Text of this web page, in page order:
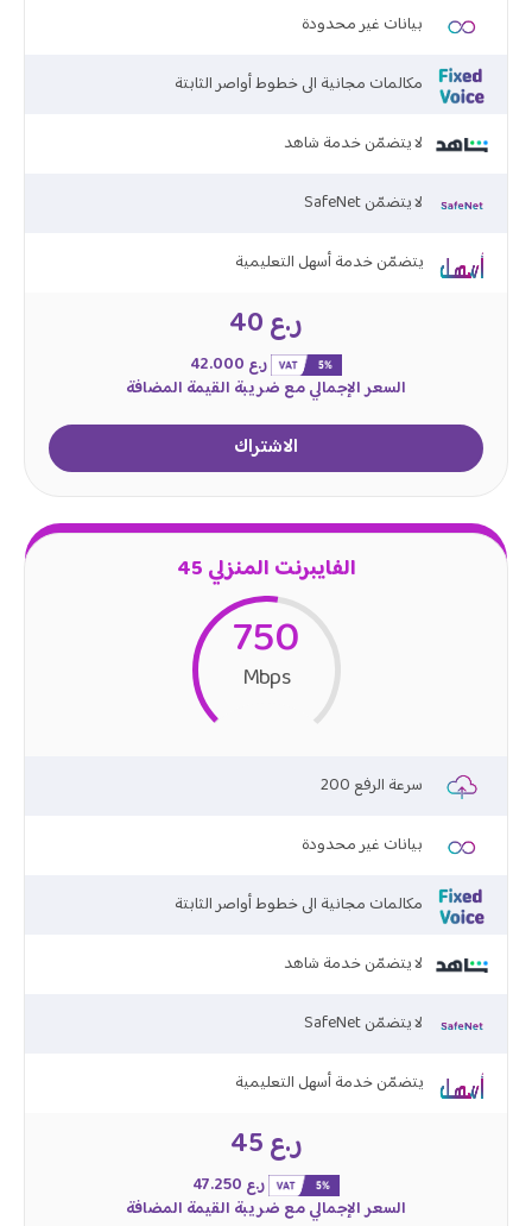
بيانات غير محدودة
مكالمات مجانية الى خطوط أواصر الثابتة
لا يتضمّن خدمة شاهد
SafeNet لا يتضمّن
يتضمّن خدمة أسهل التعليمية
ر.ع 40
ر.ع 42.000
السعر الإجمالي مع ضريبة القيمة المضافة
الاشتراك
الفايبرنت المنزلي 45
750
Mbps
200 سرعة الرفع
بيانات غير محدودة
مكالمات مجانية الى خطوط أواصر الثابتة
لا يتضمّن خدمة شاهد
SafeNet لا يتضمّن
يتضمّن خدمة أسهل التعليمية
ر.ع 45
ر.ع 47.250
السعر الإجمالي مع ضريبة القيمة المضافة